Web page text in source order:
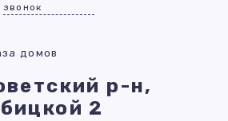
звонок
домов
р-н,
2